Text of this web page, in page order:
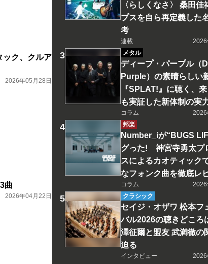
ク、クルア
2026年05月28日
曲
2026年04月22日
〈らしくなさ〉 桑田佳
プスを自ら再定義した
考
連載
2026
メタル
ディープ・パープル（
Purple）の素晴らしい
『SPLAT!』に聴く、
も実証した新体制の実
コラム
2026
邦楽
Number_iが“BUGS
グった! 神宮寺勇太プ
スによるカオティック
なフォンク曲を徹底レ
コラム
2026
クラシック
セイジ・オザワ 松本フ
バル2026の聴きどこ
澤征爾と盟友 武満徹の
迫る
インタビュー 2026